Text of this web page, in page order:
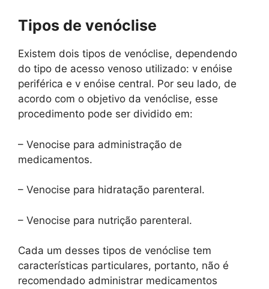
Tipos de venóclise
Existem dois tipos de venóclise, dependendo
do tipo de acesso venoso utilizado: v enóise
periférica e v enóise central. Por seu lado, de
acordo com o objetivo da venóclise, esse
procedimento pode ser dividido em:
– Venocise para administração de
medicamentos.
– Venocise para hidratação parenteral.
– Venocise para nutrição parenteral.
Cada um desses tipos de venóclise tem
características particulares, portanto, não é
recomendado administrar medicamentos